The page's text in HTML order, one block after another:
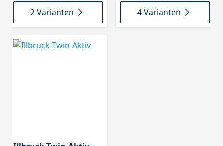
2 Varianten 4 Varianten